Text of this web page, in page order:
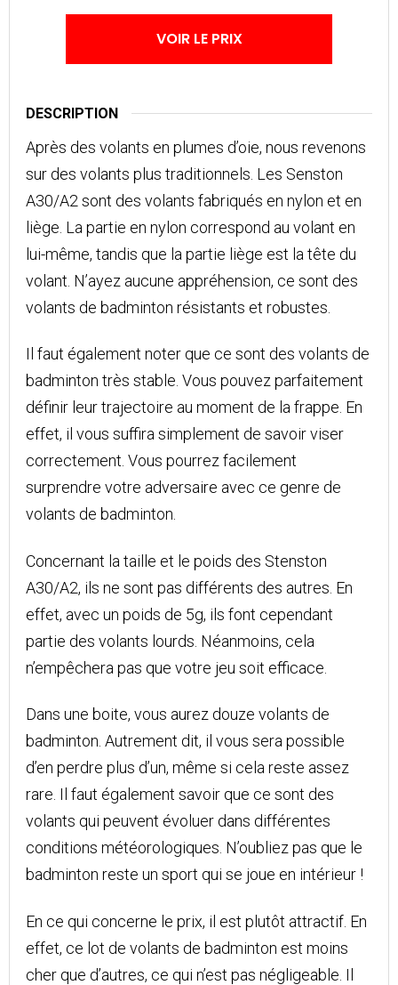
VOIR LE PRIX
DESCRIPTION
Après des volants en plumes d’oie, nous revenons
sur des volants plus traditionnels. Les Senston
A30/A2 sont des volants fabriqués en nylon et en
liège. La partie en nylon correspond au volant en
lui-même, tandis que la partie liège est la tête du
volant. N’ayez aucune appréhension, ce sont des
volants de badminton résistants et robustes.
Il faut également noter que ce sont des volants de
badminton très stable. Vous pouvez parfaitement
définir leur trajectoire au moment de la frappe. En
effet, il vous suffira simplement de savoir viser
correctement. Vous pourrez facilement
surprendre votre adversaire avec ce genre de
volants de badminton.
Concernant la taille et le poids des Stenston
A30/A2, ils ne sont pas différents des autres. En
effet, avec un poids de 5g, ils font cependant
partie des volants lourds. Néanmoins, cela
n’empêchera pas que votre jeu soit efficace.
Dans une boite, vous aurez douze volants de
badminton. Autrement dit, il vous sera possible
d’en perdre plus d’un, même si cela reste assez
rare. Il faut également savoir que ce sont des
volants qui peuvent évoluer dans différentes
conditions météorologiques. N’oubliez pas que le
badminton reste un sport qui se joue en intérieur !
En ce qui concerne le prix, il est plutôt attractif. En
effet, ce lot de volants de badminton est moins
cher que d’autres, ce qui n’est pas négligeable. Il